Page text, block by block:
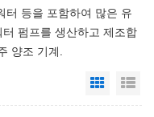
터 등을 포함하여 많은 유
펌프를 생산하고 제조합
양조 기계.
Grid